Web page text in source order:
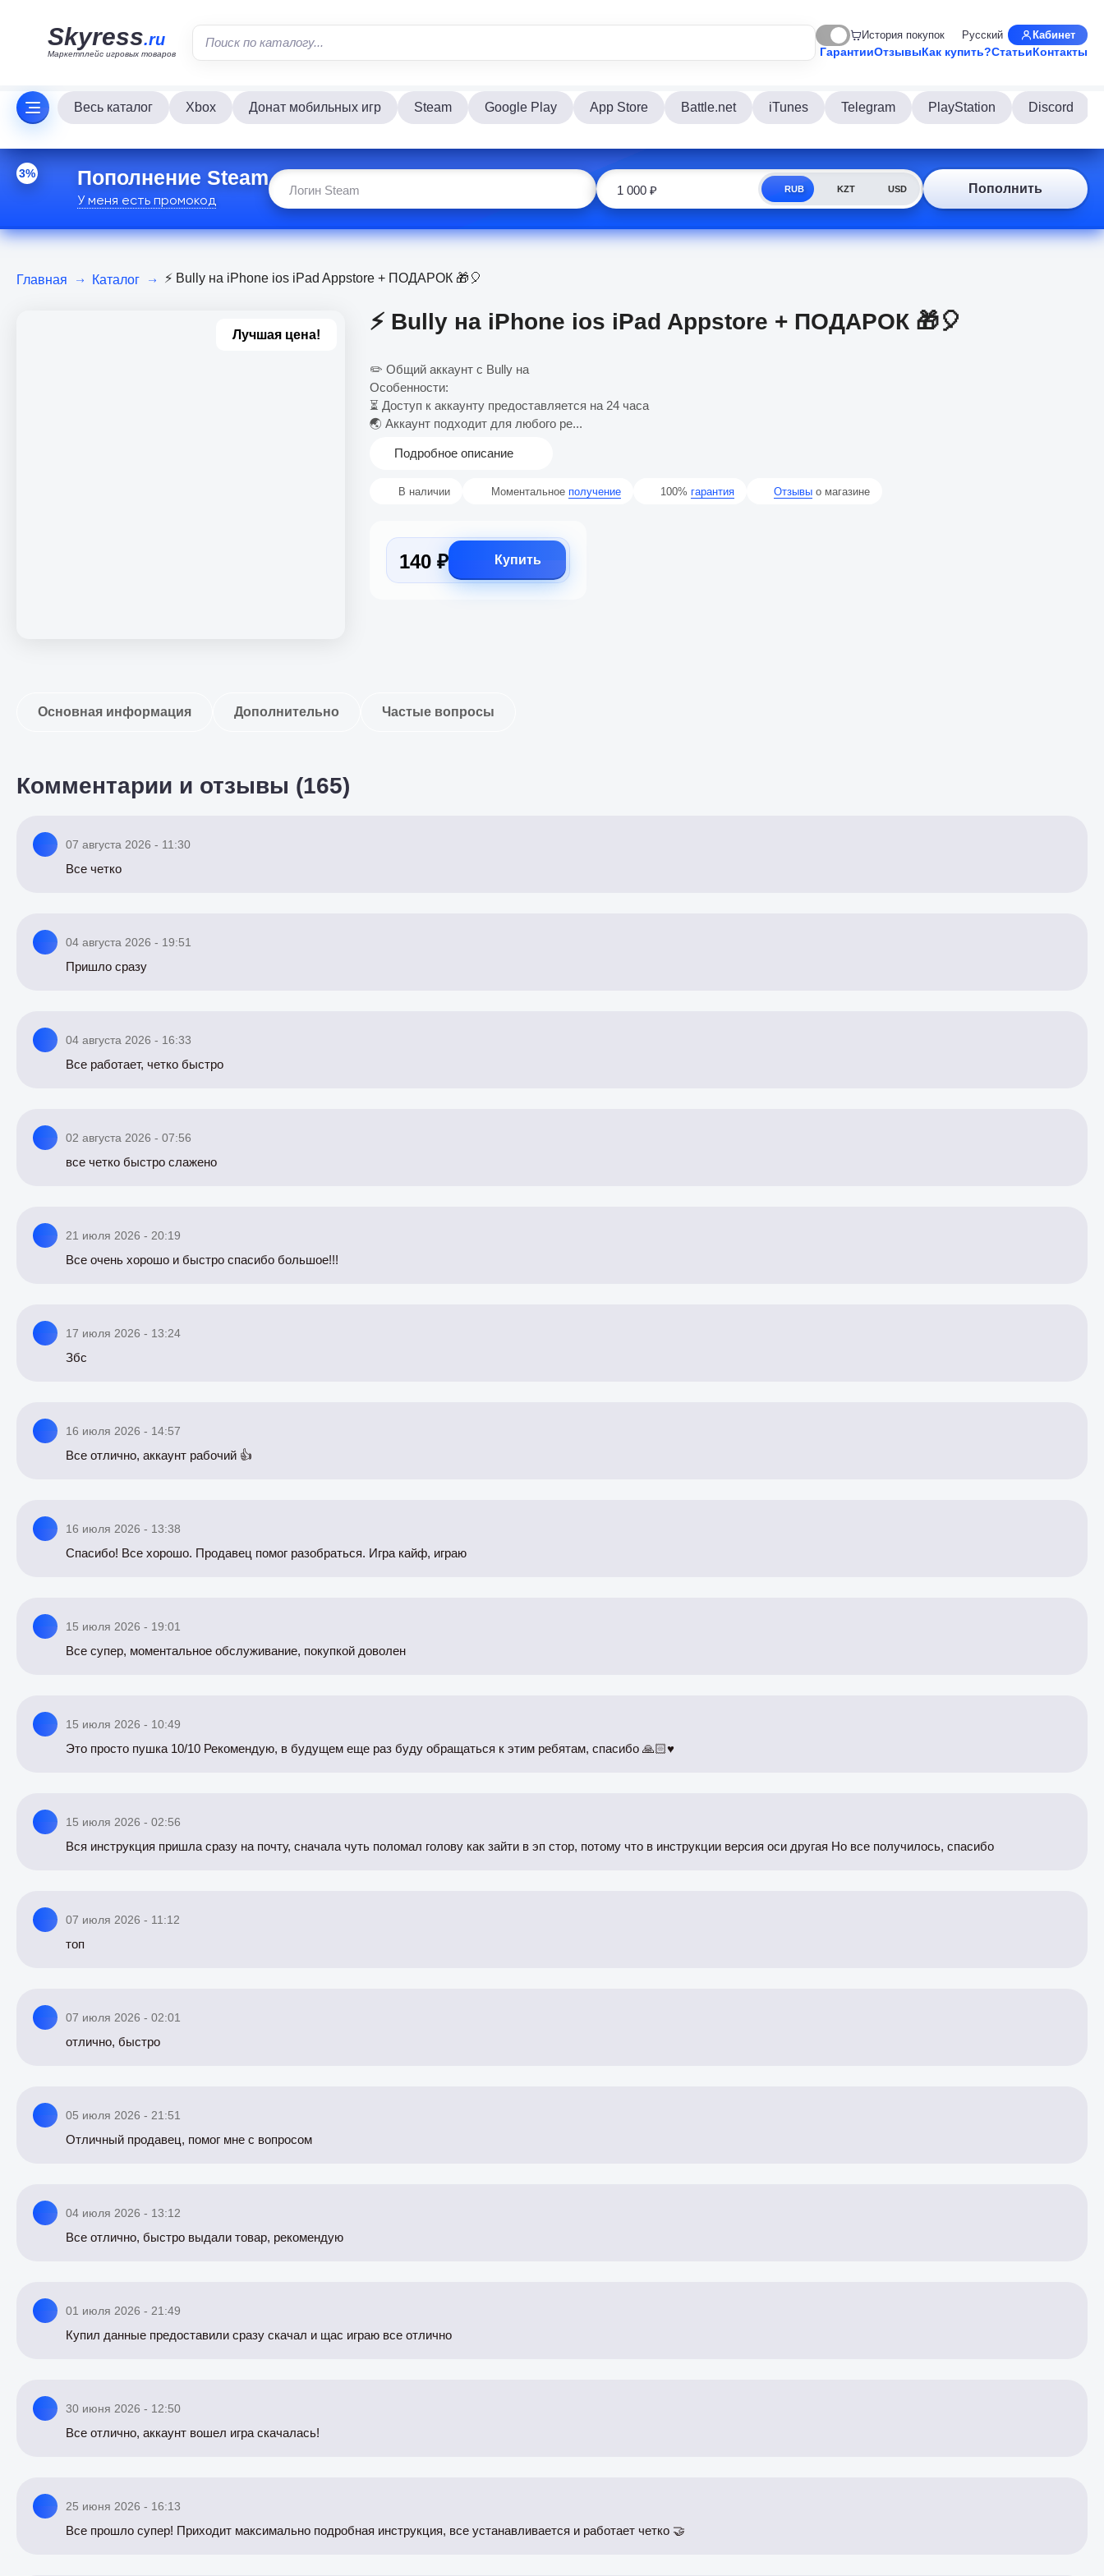
Skyress.ru
Маркетплейс игровых товаров
История покупок Русский Кабинет
ГарантииОтзывыКак купить?СтатьиКонтакты
Весь каталог Xbox Донат мобильных игр Steam Google Play App Store Battle.net iTunes Telegram PlayStation Discord
3% Пополнение Steam
У меня есть промокод
RUB KZT USD Пополнить
Главная Каталог ⚡️ Bully на iPhone ios iPad Appstore + ПОДАРОК 🎁🎈
Лучшая цена!
⚡️ Bully на iPhone ios iPad Appstore + ПОДАРОК 🎁🎈
✏️ Общий аккаунт с Bully на
Особенности:
⏳ Доступ к аккаунту предоставляется на 24 часа
🌏 Аккаунт подходит для любого ре...
Подробное описание
В наличии Моментальное получение 100% гарантия Отзывы о магазине
140 ₽ Купить
Основная информация Дополнительно Частые вопросы
Комментарии и отзывы (165)
07 августа 2026 - 11:30
Все четко
04 августа 2026 - 19:51
Пришло сразу
04 августа 2026 - 16:33
Все работает, четко быстро
02 августа 2026 - 07:56
все четко быстро слажено
21 июля 2026 - 20:19
Все очень хорошо и быстро спасибо большое!!!
17 июля 2026 - 13:24
Збс
16 июля 2026 - 14:57
Все отлично, аккаунт рабочий 👍
16 июля 2026 - 13:38
Спасибо! Все хорошо. Продавец помог разобраться. Игра кайф, играю
15 июля 2026 - 19:01
Все супер, моментальное обслуживание, покупкой доволен
15 июля 2026 - 10:49
Это просто пушка 10/10 Рекомендую, в будущем еще раз буду обращаться к этим ребятам, спасибо 🙏🏻♥️
15 июля 2026 - 02:56
Вся инструкция пришла сразу на почту, сначала чуть поломал голову как зайти в эп стор, потому что в инструкции версия оси другая Но все получилось, спасибо
07 июля 2026 - 11:12
топ
07 июля 2026 - 02:01
отлично, быстро
05 июля 2026 - 21:51
Отличный продавец, помог мне с вопросом
04 июля 2026 - 13:12
Все отлично, быстро выдали товар, рекомендую
01 июля 2026 - 21:49
Купил данные предоставили сразу скачал и щас играю все отлично
30 июня 2026 - 12:50
Все отлично, аккаунт вошел игра скачалась!
25 июня 2026 - 16:13
Все прошло супер! Приходит максимально подробная инструкция, все устанавливается и работает четко 🤝